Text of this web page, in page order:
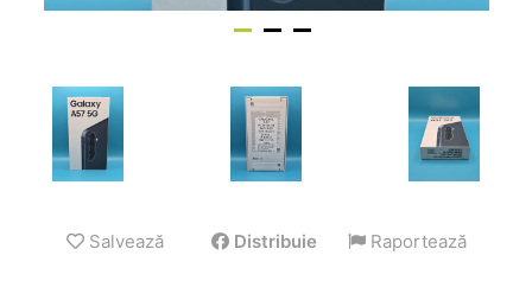
Salvează Distribuie Raportează